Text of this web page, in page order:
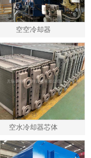
空空冷却器
空水冷却器芯体